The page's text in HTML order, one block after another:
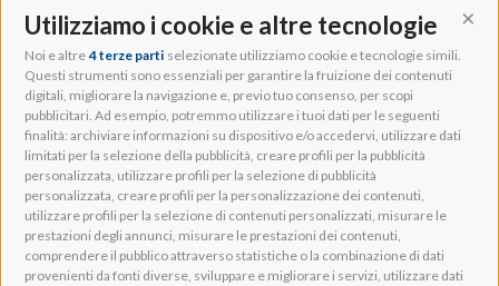
Utilizziamo i cookie e altre tecnologie
Noi e altre 4 terze parti selezionate utilizziamo cookie e tecnologie simili.
Questi strumenti sono essenziali per garantire la fruizione dei contenuti
digitali, migliorare la navigazione e, previo tuo consenso, per scopi
pubblicitari. Ad esempio, potremmo utilizzare i tuoi dati per le seguenti
finalità: archiviare informazioni su dispositivo e/o accedervi, utilizzare dati
limitati per la selezione della pubblicità, creare profili per la pubblicità
personalizzata, utilizzare profili per la selezione di pubblicità
personalizzata, creare profili per la personalizzazione dei contenuti,
utilizzare profili per la selezione di contenuti personalizzati, misurare le
prestazioni degli annunci, misurare le prestazioni dei contenuti,
comprendere il pubblico attraverso statistiche o la combinazione di dati
provenienti da fonti diverse, sviluppare e migliorare i servizi, utilizzare dati
Adeo Group S.r.l.
Via della Zarga, 50
Lavis, 38015 TN, Italy
Tel: +39 0461 248211
P.IVA: IT01262500224
PEC: pec@pec.adeogroup.it
SDI: T04ZHR3
info@adeogroup.it
Adeo ProAV